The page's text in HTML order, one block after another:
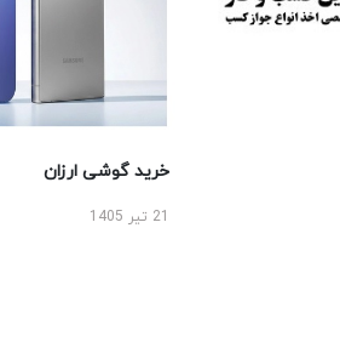
خرید گوشی ارزان